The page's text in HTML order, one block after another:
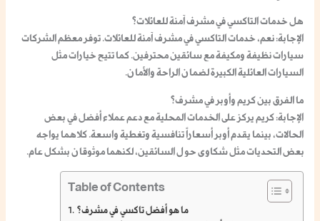
هل خدمات التاكسي في مشرف آمنة للعائلات؟
الإجابة: نعم، خدمات التاكسي في مشرف آمنة للعائلات. توفر معظم الشركات
سيارات نظيفة ومكيفة مع سائقين محترفين. كما تتيح خيارات مثل
السيارات العائلية الكبيرة لضمان الراحة والأمان.
ما الفرق بين كريم وأوبر في مشرف؟
الإجابة: كريم يركز على الخدمات المحلية مع دعم عملاء أفضل في بعض
الحالات، بينما يقدم أوبر أسعاراً تنافسية وتغطية واسعة. كلاهما يواجه
بعض التحديات مثل شكاوى حول السائقين، لكنهما موثوقان بشكل عام.
Table of Contents
ما هو أفضل تاكسي في مشرف؟